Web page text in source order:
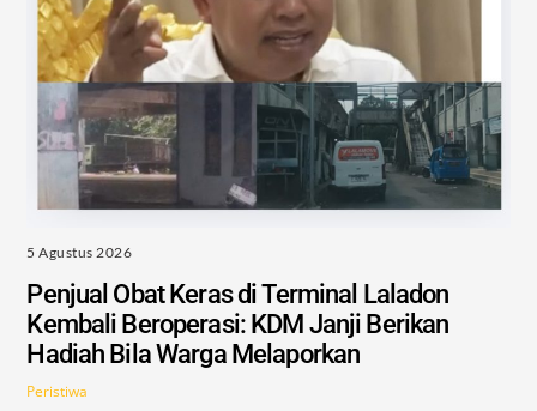
5 Agustus 2026
Penjual Obat Keras di Terminal Laladon
Kembali Beroperasi: KDM Janji Berikan
Hadiah Bila Warga Melaporkan
Peristiwa